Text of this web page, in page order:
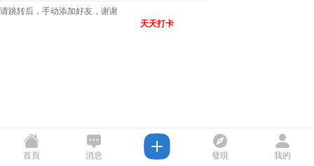
请跳转后，手动添加好友，谢谢
天天打卡
首頁 消息 發現 我的